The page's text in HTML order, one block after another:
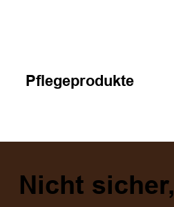
Pflegeprodukte
Nicht